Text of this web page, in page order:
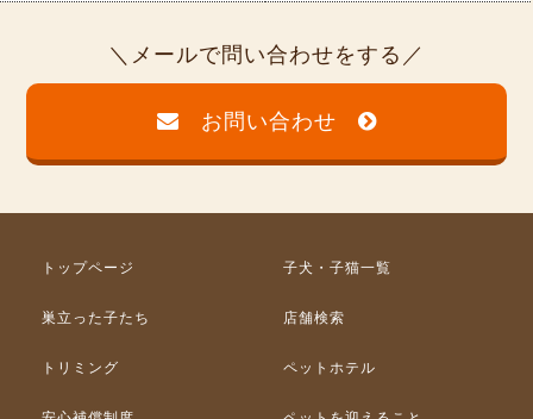
メールで問い合わせをする
お問い合わせ
トップページ 子犬・子猫一覧
巣立った子たち 店舗検索
トリミング ペットホテル